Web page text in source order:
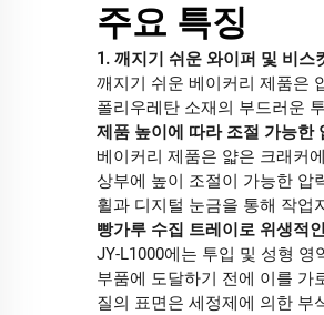
주요 특징
1. 깨지기 쉬운 와이퍼 및 비스
깨지기 쉬운 베이커리 제품은
폴리우레탄 소재의 부드러운
제품 높이에 따라 조절 가능한
베이커리 제품은 얇은 크래커
상부에 높이 조절이 가능한 압
휠과 디지털 눈금을 통해 작업
빵가루 수집 트레이로 위생적
JY-L1000에는 투입 및 성형
부품에 도달하기 전에 이를 가
질의 표면은 세정제에 의한 부